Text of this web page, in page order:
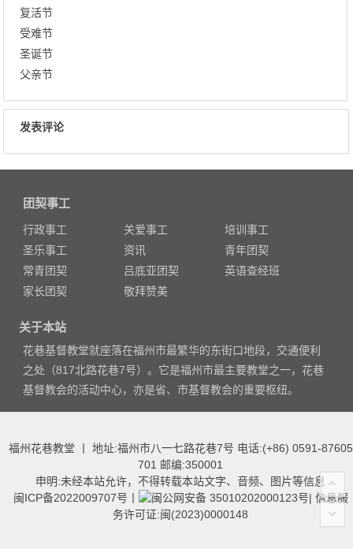
复活节
受难节
圣诞节
父亲节
发表评论
团契事工
行政事工 关爱事工
培训事工
圣乐事工
资讯
青年团契
常青团契
吕底亚团契
英语查经班
家长团契
敬拜赞美
关于本站
花巷基督教堂就座落在福州市最繁华的东街口地段，交通便利
之处（817北路花巷7号）。它是福州市最主要教堂之一，花巷
基督教会的活动中心，亦是省、市基督教会的重要枢纽。
福州花巷教堂 丨 地址:福州市八一七路花巷7号 电话:(+86) 0591-87605
701 邮编:350001
申明:未经本站允许，不得转载本站文字、音频、图片等信息
闽ICP备2022009707号
闽公网安备 35010202000123号| 信息服
务许可证:闽(2023)0000148